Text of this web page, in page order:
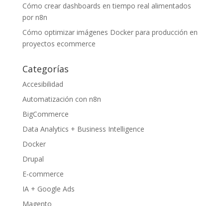
Cómo crear dashboards en tiempo real alimentados
por n8n
Cómo optimizar imágenes Docker para producción en
proyectos ecommerce
Categorías
Accesibilidad
Automatización con n8n
BigCommerce
Data Analytics + Business Intelligence
Docker
Drupal
E-commerce
IA + Google Ads
Magento